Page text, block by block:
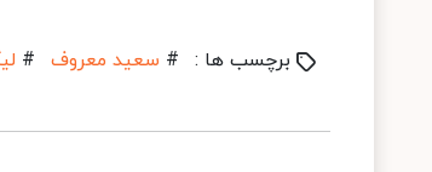
برچسب ها : # سعید معروف #